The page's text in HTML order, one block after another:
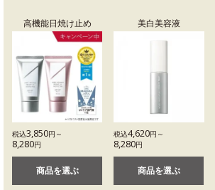
高機能日焼け止め
税込3,850円～
8,280円
商品を選ぶ
美白美容液
税込4,620円～
8,280円
商品を選ぶ